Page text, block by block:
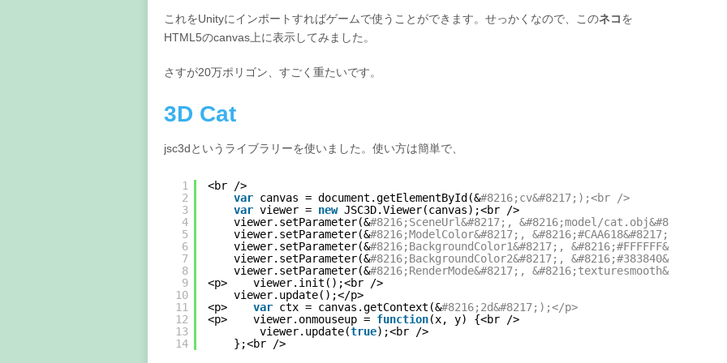
これをUnityにインポートすればゲームで使うことができます。せっかくなので、このネコを
HTML5のcanvas上に表示してみました。
さすが20万ポリゴン、すごく重たいです。
3D Cat
jsc3dというライブラリーを使いました。使い方は簡単で、
1
2
3
4
5
6
7
8
9
10
11
12
13
14
<br />
var canvas = document.getElementById(&#8216;cv&#8217;);<br />
var viewer = new JSC3D.Viewer(canvas);<br />
viewer.setParameter(&#8216;SceneUrl&#8217;, &#8216;model/
viewer.setParameter(&#8216;ModelColor&#8217;, &#8216;#CAA618&#8217;);<br />
viewer.setParameter(&#8216;BackgroundColor1&#8217;,
viewer.setParameter(&#8216;BackgroundColor2&#8217;,
viewer.setParameter(&#8216;RenderMode&#8217;,
<p>    viewer.init();<br />
viewer.update();</p>
<p> var ctx = canvas.getContext(&#8216;2d&#8217;);</p>
<p>    viewer.onmouseup = function(x, y) {<br />
viewer.update(true);<br />
};<br />